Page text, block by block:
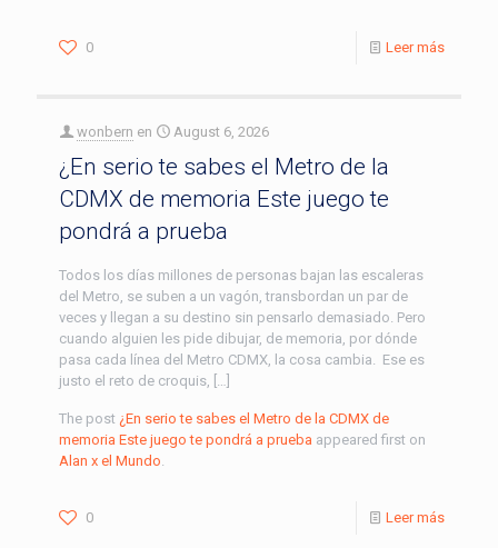
0 Leer más
wonbern en August 6, 2026
¿En serio te sabes el Metro de la
CDMX de memoria Este juego te
pondrá a prueba
Todos los días millones de personas bajan las escaleras
del Metro, se suben a un vagón, transbordan un par de
veces y llegan a su destino sin pensarlo demasiado. Pero
cuando alguien les pide dibujar, de memoria, por dónde
pasa cada línea del Metro CDMX, la cosa cambia. Ese es
justo el reto de croquis, […]
The post ¿En serio te sabes el Metro de la CDMX de
memoria Este juego te pondrá a prueba appeared first on
Alan x el Mundo.
0 Leer más